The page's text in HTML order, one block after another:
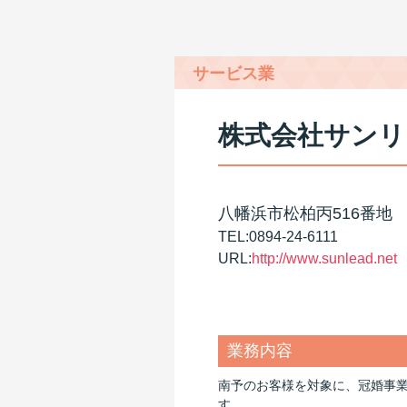
サービス業
株式会社サン
八幡浜市松柏丙516番地
TEL:0894-24-6111
URL:http://www.sunlead.net
業務内容
南予のお客様を対象に、冠婚事
す。